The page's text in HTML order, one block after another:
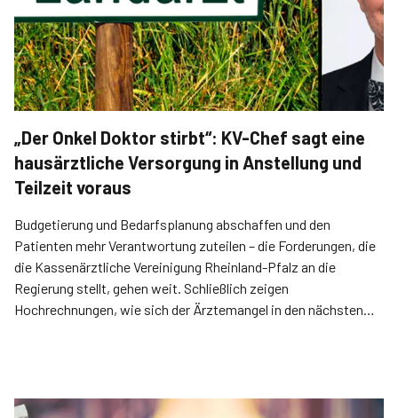
„Der Onkel Doktor stirbt“: KV-Chef sagt eine
hausärztliche Versorgung in Anstellung und
Teilzeit voraus
Budgetierung und Bedarfsplanung abschaffen und den
Patienten mehr Verantwortung zuteilen – die Forderungen, die
die Kassenärztliche Vereinigung Rheinland-Pfalz an die
Regierung stellt, gehen weit. Schließlich zeigen
Hochrechnungen, wie sich der Ärztemangel in den nächsten